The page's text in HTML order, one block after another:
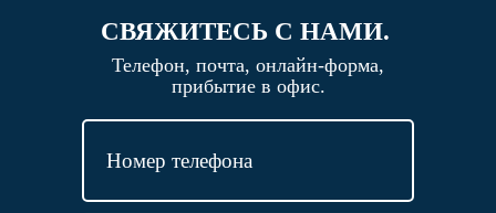
СВЯЖИТЕСЬ С НАМИ.
Телефон, почта, онлайн-форма,
прибытие в офис.